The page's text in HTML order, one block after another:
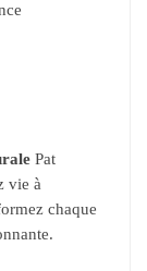
Pat
vie à
chaque